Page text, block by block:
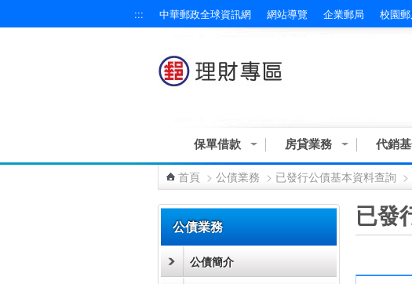
::: 中華郵政全球資訊網 網站導覽 企業郵局 校園
保單借款 房貸業務 代銷
首頁 > 公債業務 > 已發行公債基本資料查詢 >
公債業務
公債簡介
已發